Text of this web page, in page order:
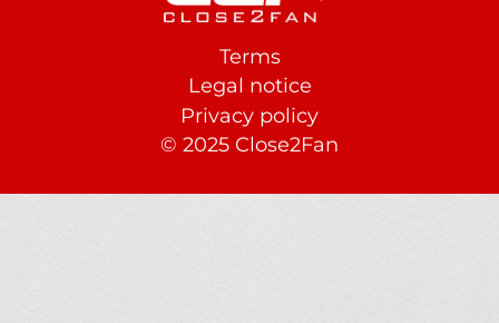
Terms
Legal notice
Privacy policy
© 2025 Close2Fan